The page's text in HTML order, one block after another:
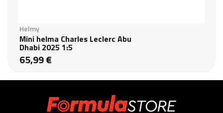
Helmy
Mini helma Charles Leclerc Abu
Dhabi 2025 1:5
65,99 €